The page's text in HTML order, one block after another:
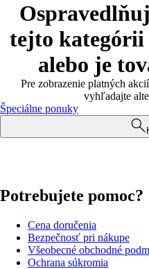
tejto kategórii
alebo je
Pre zobrazenie platných
vyhľadajte
Špeciálne ponuky
Potrebujete pomoc?
Cena doručenia
Bezpečnosť pri nákupe
Všeobecné obchodné
Ochrana súkromia